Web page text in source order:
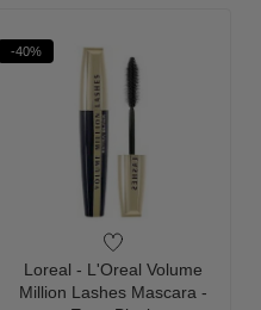
-40%
Loreal - L'Oreal Volume
Million Lashes Mascara -